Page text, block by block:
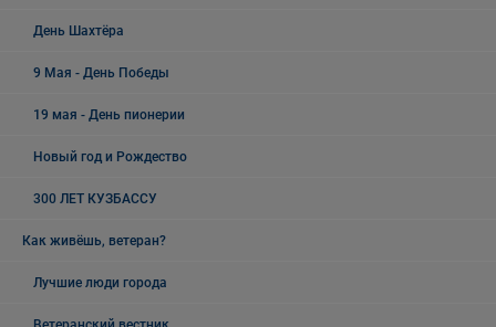
День Шахтёра
9 Мая - День Победы
19 мая - День пионерии
Новый год и Рождество
300 ЛЕТ КУЗБАССУ
Как живёшь, ветеран?
Лучшие люди города